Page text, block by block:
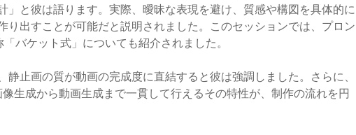
」と彼は語ります。実際、曖昧な表現を避け、質感や構図を具体的に
り出すことが可能だと説明されました。このセッションでは、プロン
バケット式」についても紹介されました。
静止画の質が動画の完成度に直結すると彼は強調しました。さらに、
生成から動画生成まで一貫して行えるその特性が、制作の流れを円